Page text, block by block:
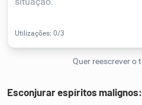
Humanizador de IA
Esconjurar espíritos malignos: